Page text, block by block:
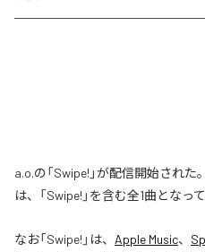
a.o.の「Swipe!」が配信開始され
は、「Swipe!」を含む全1曲となっ
なお「Swipe! 」は、 Apple Music、